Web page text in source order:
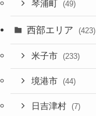
琴浦町 (49)
西部エリア (423)
米子市 (233)
境港市 (44)
日吉津村 (7)